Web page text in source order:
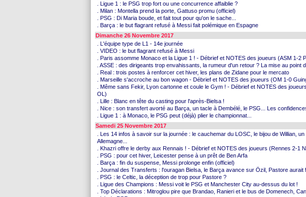
. Ligue 1 : le PSG trop fort ou une concurrence affaiblie ?
. Milan : Montella prend la porte, Gattuso promu (officiel)
. PSG : Di Maria boude, et fait tout pour qu'on le sache...
. Barça : le but flagrant refusé à Messi fait polémique en Espagne
Dimanche 26 Novembre 2017
. L'équipe type de L1 - 14e journée
. VIDEO : le but flagrant refusé à Messi
. Paris assomme Monaco et la Ligue 1 ! - Débrief et NOTES des joueurs (ASM 1-2
. ASSE : des dirigeants trop envahissants, la rumeur d'un retour ? La mise au point
. Real : trois postes à renforcer cet hiver, les plans de Zidane pour le mercato
. Marseille s'accroche au bon wagon - Débrief et NOTES des joueurs (OM 1-0
. Même sans Fekir, Lyon cartonne et coule le Gym ! - Débrief et NOTES des
OL)
. Lille : Blanc en tête du casting pour l'après-Bielsa !
. Nice : son transfert avorté au Barça, un tacle à Dembélé, le PSG... Les
. Ligue 1 : à Monaco, le PSG peut (déjà) plier le championnat...
Samedi 25 Novembre 2017
. Les 14 infos à savoir sur la journée : le cauchemar du LOSC, le bijou de Willian,
Allemagne...
. Khazri offre le derby aux Rennais ! - Débrief et NOTES des joueurs (Rennes 2-1
. PSG : pour cet hiver, Leicester pense à un prêt de Ben Arfa
. Barça : fin du suspense, Messi prolonge enfin (officiel)
. Journal des Transferts : l'ouragan Bielsa, le Barça avance sur Özil, Pastore aurait
. PSG : le Celtic, la déception de trop pour Pastore ?
. Ligue des Champions : Messi voit le PSG et Manchester City au-dessus du lot !
. Top Déclarations : Mitroglou pire que Brandao, Ranieri et le bus de Domenech,